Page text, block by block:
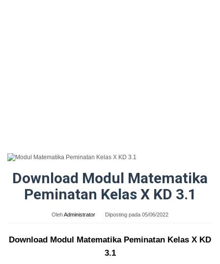
Download Modul Matematika
Peminatan Kelas X KD 3.1
OlehAdministrator Diposting pada 05/06/2022
Download Modul Matematika Peminatan Kelas X KD
3.1